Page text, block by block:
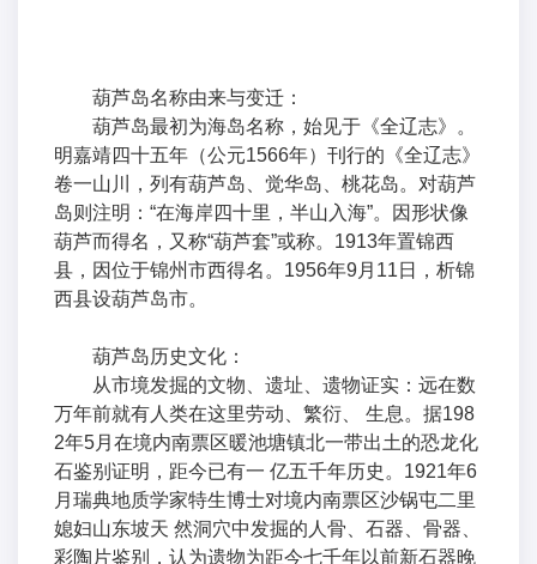
葫芦岛名称由来与变迁：
葫芦岛最初为海岛名称，始见于《全辽志》。
明嘉靖四十五年（公元1566年）刊行的《全辽志》
卷一山川，列有葫芦岛、觉华岛、桃花岛。对葫芦
岛则注明：“在海岸四十里，半山入海”。因形状像
葫芦而得名，又称“葫芦套”或称。1913年置锦西
县，因位于锦州市西得名。1956年9月11日，析锦
西县设葫芦岛市。
葫芦岛历史文化：
从市境发掘的文物、遗址、遗物证实：远在数
万年前就有人类在这里劳动、繁衍、 生息。据198
2年5月在境内南票区暖池塘镇北一带出土的恐龙化
石鉴别证明，距今已有一 亿五千年历史。1921年6
月瑞典地质学家特生博士对境内南票区沙锅屯二里
媳妇山东坡天 然洞穴中发掘的人骨、石器、骨器、
彩陶片鉴别，认为遗物为距今七千年以前新石器晚